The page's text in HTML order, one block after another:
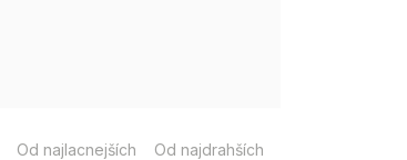
Od najlacnejších Od najdrahších